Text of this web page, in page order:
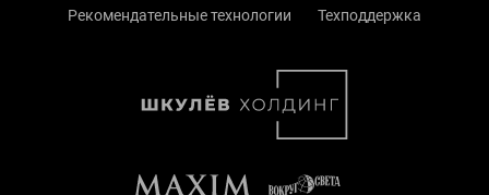
Рекомендательные технологии
Техподдержка